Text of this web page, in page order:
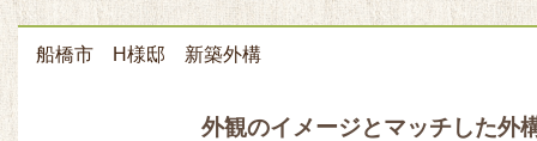
船橋市 H様邸 新築外構
外観のイメージとマッチした外